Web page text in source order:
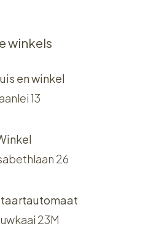
winkels
en winkel
13
26
23M